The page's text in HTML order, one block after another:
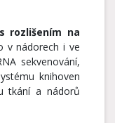
rozlišením na
v nádorech i ve
sekvenování,
knihoven
tkání a nádorů